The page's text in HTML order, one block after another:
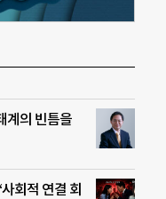
계의 빈틈을
회적 연결 회